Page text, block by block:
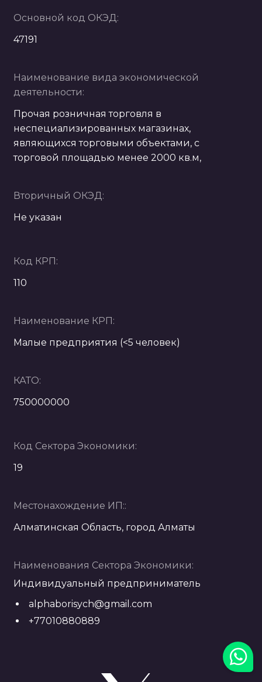
Основной код ОКЭД:
47191
Наименование вида экономической
деятельности:
Прочая розничная торговля в
неспециализированных магазинах,
являющихся торговыми объектами, с
торговой площадью менее 2000 кв.м,
Вторичный ОКЭД:
Не указан
Код КРП:
110
Наименование КРП:
Малые предприятия (<5 человек)
КАТО:
750000000
Код Сектора Экономики:
19
Местонахождение ИП::
Алматинская Область, город Алматы
Наименования Сектора Экономики:
Индивидуальный предприниматель
alphaborisych@gmail.com
+77010880889